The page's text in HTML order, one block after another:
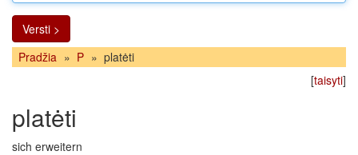
Versti >
Pradžia » P » platėti
[taisyti]
platėti
sich erweitern